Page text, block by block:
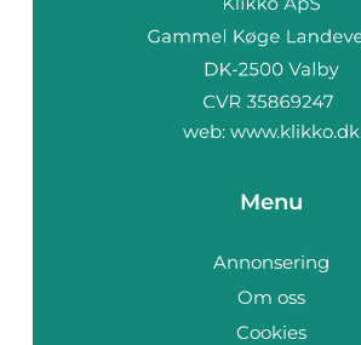
web: www.klikko.dk
Menu
Annonsering
Om oss
Cookies